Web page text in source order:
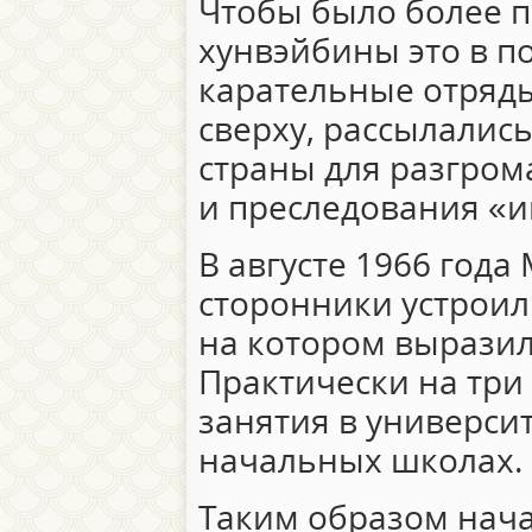
Чтобы было более
хунвэйбины это в
карательные
сверху,
страны для
и преследования
В августе 1966
сторонники
на котором
Практически на
занятия в
начальных школах.
Таким образом